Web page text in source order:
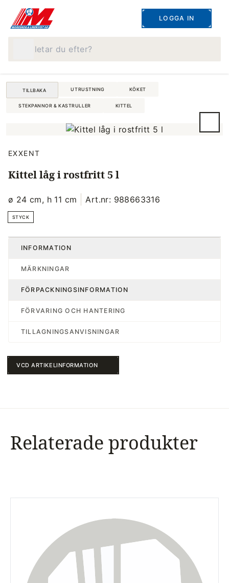
LOGGA IN
TILLBAKA UTRUSTNING KÖKET
STEKPANNOR & KASTRULLER KITTEL
EXXENT
Kittel låg i rostfritt 5 l
ø 24 cm, h 11 cm Art.nr: 988663316
STYCK
INFORMATION
MÄRKNINGAR
FÖRPACKNINGSINFORMATION
FÖRVARING OCH HANTERING
TILLAGNINGSANVISNINGAR
VCD ARTIKELINFORMATION
Relaterade produkter